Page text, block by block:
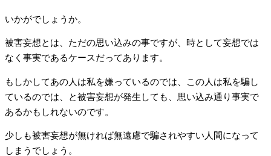
いかがでしょうか。
被害妄想とは、ただの思い込みの事ですが、時として妄想では
なく事実であるケースだってあります。
もしかしてあの人は私を嫌っているのでは、この人は私を騙し
ているのでは、と被害妄想が発生しても、思い込み通り事実で
あるかもしれないのです。
少しも被害妄想が無ければ無遠慮で騙されやすい人間になって
しまうでしょう。